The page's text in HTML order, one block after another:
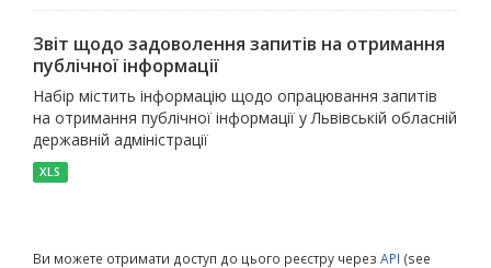
Звіт щодо задоволення запитів на отримання
публічної інформації
Набір містить інформацію щодо опрацювання запитів
на отримання публічної інформації у Львівській обласній
державній адміністрації
XLS
Ви можете отримати доступ до цього реєстру через API (see